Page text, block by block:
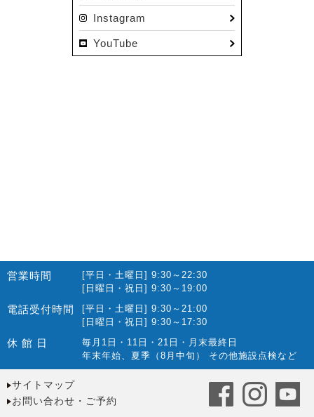
Instagram
YouTube
営業時間
[平日・土曜日] 9:30～22:30
[日曜日・祝日] 9:30～19:00
電話受付時間
[平日・土曜日] 9:30～21:00
[日曜日・祝日] 9:30～17:30
休 館 日
毎月1日・11日・21日・月末最終日
年末年始、夏季（8月中旬） その他施設点検など
サイトマップ
お問い合わせ・ご予約